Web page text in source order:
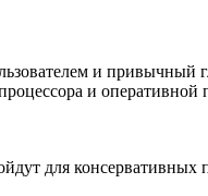
и привычный
и оперативной
для консервативных